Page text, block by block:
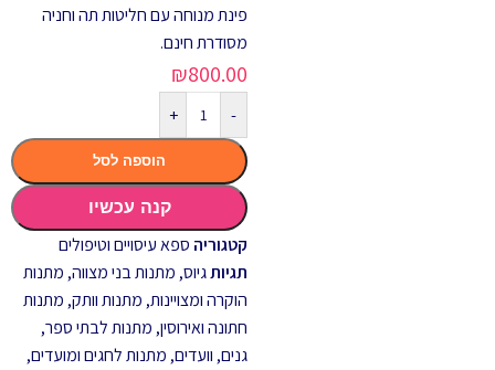
פינת מנוחה עם חליטות תה וחניה
מסודרת חינם.
₪800.00
-
+
הוספה לסל
קנה עכשיו
קטגוריה ספא עיסויים וטיפולים
תגיותגיוס, מתנות בני מצווה, מתנות
הוקרה ומצויינות, מתנות וותק, מתנות
חתונה ואירוסין, מתנות לבתי ספר,
גנים, וועדים, מתנות לחגים ומועדים,